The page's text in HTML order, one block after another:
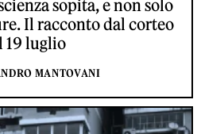
sopita, e non solo
Il racconto dal corteo
19 luglio
MANTOVANI